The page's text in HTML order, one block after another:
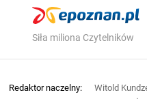
Siła miliona Czytelników
Redaktor naczelny:
Witold